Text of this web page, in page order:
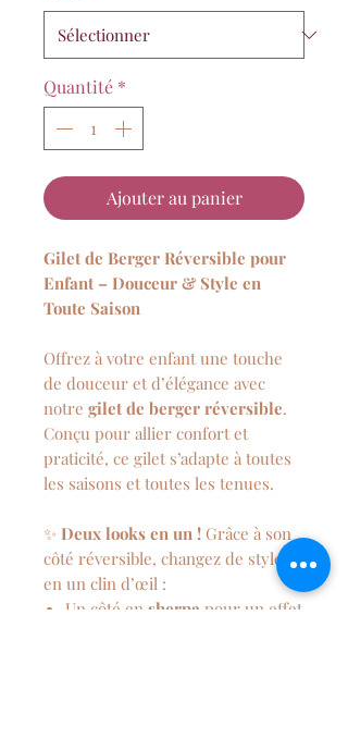
Quantité *
Ajouter au panier
Gilet de Berger Réversible pour
Enfant – Douceur & Style en
Toute Saison
Offrez à votre enfant une touche
de douceur et d’élégance avec
notre gilet de berger réversible.
Conçu pour allier confort et
praticité, ce gilet s’adapte à toutes
les saisons et toutes les tenues.
✨ Deux looks en un ! Grâce à son
côté réversible, changez de style
en un clin d’œil :
Un côté en sherpa pour un effet